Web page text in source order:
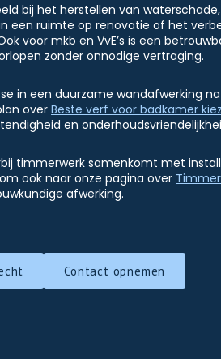
bij het herstellen van
een ruimte op renovatie of het
voor mkb en VvE’s is een
zonder onnodige vertraging.
in een duurzame wandafwerking
overBeste verf voor badkamer
en
timmerwerk samenkomt met
ook naar onze pagina over
afwerking.
Contact opnemen